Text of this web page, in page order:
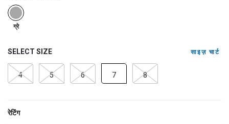
selected
ग्रे
SELECT SIZE साइज़ चार्ट
4 5 6 7 8
रेटिंग